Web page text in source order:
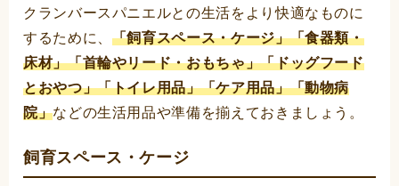
クランバースパニエルとの生活をより快適なものに
するために、 「飼育スペース・ケージ」「食器類・
床材」「首輪やリード・おもちゃ」「ドッグフード
とおやつ」「トイレ用品」「ケア用品」「動物病
院」などの生活用品や準備を揃えておきましょう。
飼育スペース・ケージ